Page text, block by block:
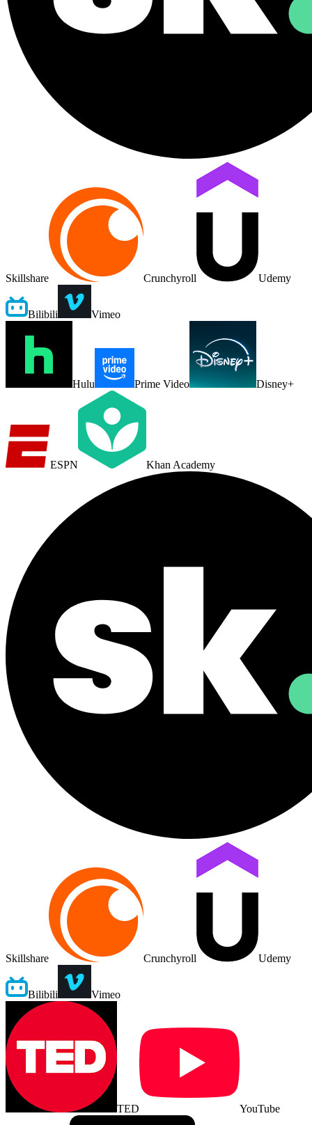
Skillshare Crunchyroll Udemy
Bilibili Vimeo
Hulu Prime Video Disney+
ESPN Khan Academy
Skillshare Crunchyroll Udemy
Bilibili Vimeo
TED YouTube